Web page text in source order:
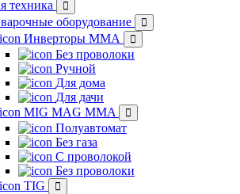
техника
оборудование
Инверторы ММА
Без проволоки
Ручной
Для дома
Для дачи
MIG MAG MMA
Полуавтомат
Без газа
С проволокой
Без проволоки
TIG